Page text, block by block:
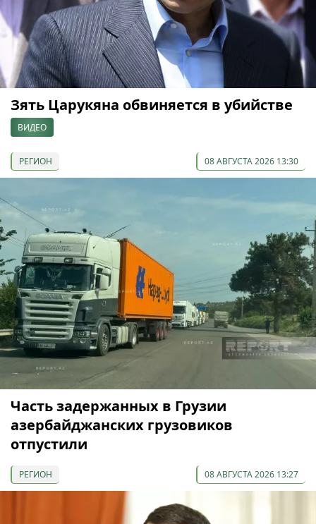
Зять Царукяна обвиняется в убийстве
ВИДЕО
РЕГИОН 08 АВГУСТА 2026 13:30
Часть задержанных в Грузии
азербайджанских грузовиков
отпустили
РЕГИОН 08 АВГУСТА 2026 13:27